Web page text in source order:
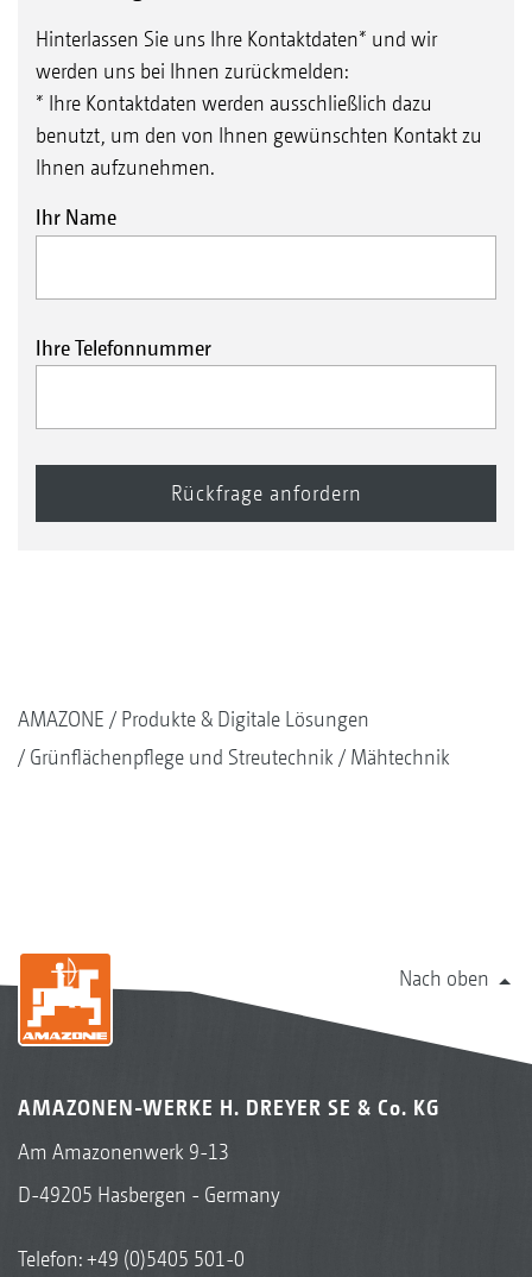
Hinterlassen Sie uns Ihre Kontaktdaten* und wir
werden uns bei Ihnen zurückmelden:
* Ihre Kontaktdaten werden ausschließlich dazu
benutzt, um den von Ihnen gewünschten Kontakt zu
Ihnen aufzunehmen.
Ihr Name
Ihre Telefonnummer
AMAZONE
Produkte & Digitale Lösungen
Grünflächenpflege und Streutechnik
Mähtechnik
Nach oben
AMAZONEN-WERKE H. DREYER SE & Co. KG
Am Amazonenwerk 9-13
D-49205 Hasbergen - Germany
Telefon:+49 (0)5405 501-0